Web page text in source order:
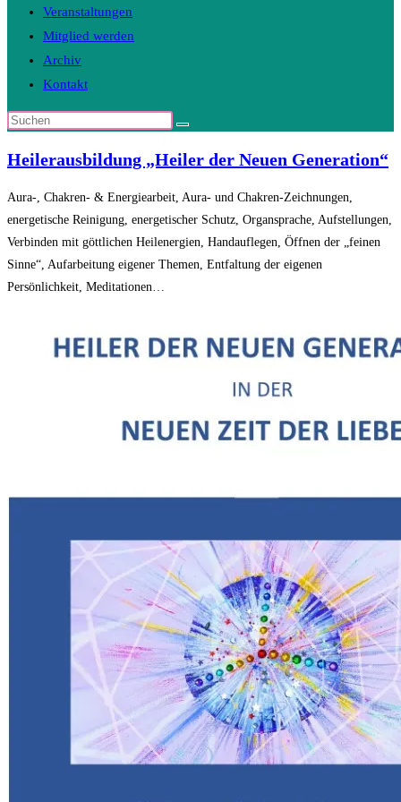
Veranstaltungen
Mitglied werden
Archiv
Kontakt
Diese
durchsuchen
Heilerausbildung „Heiler der Neuen Generation“
Aura-, Chakren- & Energiearbeit, Aura- und Chakren-Zeichnungen,
energetische Reinigung, energetischer Schutz, Organsprache, Aufstellungen,
Verbinden mit göttlichen Heilenergien, Handauflegen, Öffnen der „feinen
Sinne“, Aufarbeitung eigener Themen, Entfaltung der eigenen
Persönlichkeit, Meditationen…